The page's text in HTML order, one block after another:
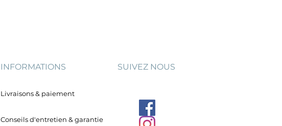
INFORMATIONS
Livraisons & paiement
Conseils d'entretien & garantie
SUIVEZ NOUS